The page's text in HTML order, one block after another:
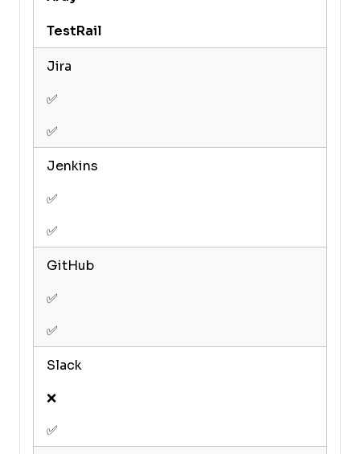
TestRail
Jira
✅
✅
Jenkins
✅
✅
GitHub
✅
✅
Slack
❌
✅